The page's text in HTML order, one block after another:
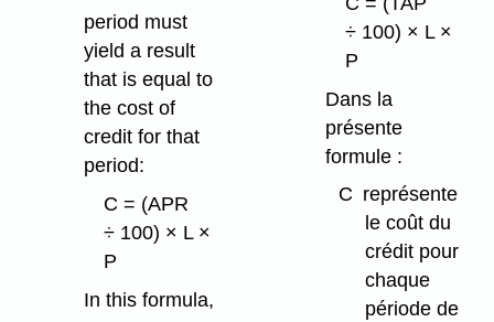
period must
yield a result
that is equal to
the cost of
credit for that
period:
C = (APR
÷ 100) × L ×
P
In this formula,
÷ 100) × L ×
P
Dans la
présente
formule :
C représente
le coût du
crédit pour
chaque
période de